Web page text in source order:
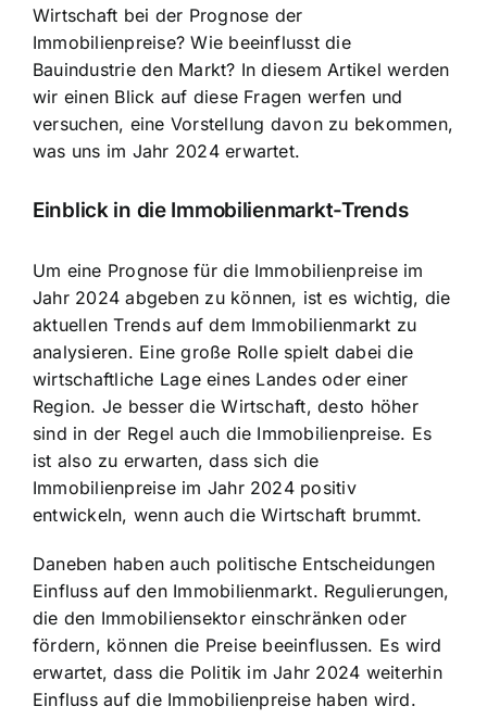
Wirtschaft bei der Prognose der
Immobilienpreise? Wie beeinflusst die
Bauindustrie den Markt? In diesem Artikel werden
wir einen Blick auf diese Fragen werfen und
versuchen, eine Vorstellung davon zu bekommen,
was uns im Jahr 2024 erwartet.
Einblick in die Immobilienmarkt-Trends
Um eine Prognose für die Immobilienpreise im
Jahr 2024 abgeben zu können, ist es wichtig, die
aktuellen Trends auf dem Immobilienmarkt zu
analysieren. Eine große Rolle spielt dabeidie
wirtschaftliche Lage eines Landesoder einer
Region. Je besser die Wirtschaft, desto höher
sind in der Regel auch die Immobilienpreise. Es
ist also zu erwarten, dass sich die
Immobilienpreise im Jahr 2024 positiv
entwickeln, wenn auch die Wirtschaft brummt.
Daneben haben auch politische Entscheidungen
Einfluss auf den Immobilienmarkt. Regulierungen,
die den Immobiliensektor einschränken oder
fördern, können die Preise beeinflussen. Es wird
erwartet, dass die Politik im Jahr 2024 weiterhin
Einfluss auf die Immobilienpreise haben wird.